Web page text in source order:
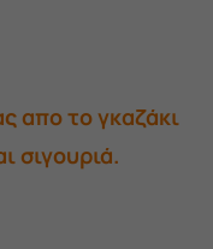
€.
απο το γκαζάκι
σιγουριά.